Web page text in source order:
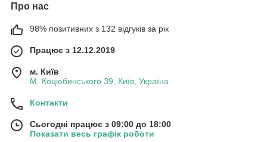
Про нас
98% позитивних з 132 відгуків за рік
Працює з 12.12.2019
м. Київ
М. Коцюбинського 39, Київ, Україна
Контакти
Сьогодні працює з 09:00 до 18:00
Показати весь графік роботи